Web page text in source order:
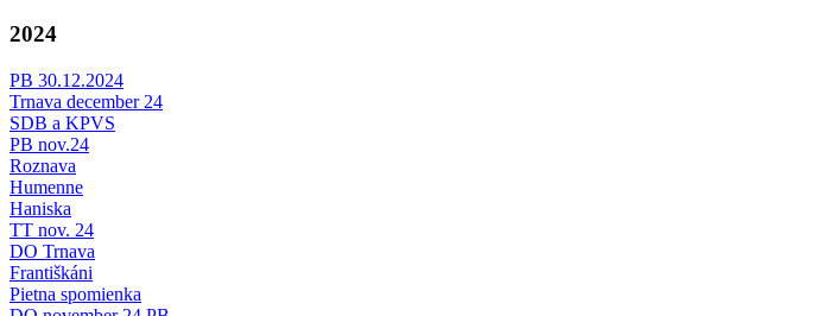
2024
PB 30.12.2024
Trnava december 24
SDB a KPVS
PB nov.24
Roznava
Humenne
Haniska
TT nov. 24
DO Trnava
Františkáni
Pietna spomienka